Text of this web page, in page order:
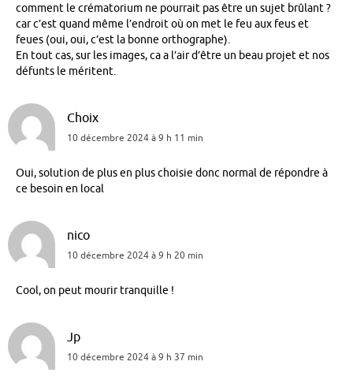
comment le crématorium ne pourrait pas être un sujet brûlant ?
car c’est quand même l’endroit où on met le feu aux feus et
feues (oui, oui, c’est la bonne orthographe).
En tout cas, sur les images, ca a l’air d’être un beau projet et nos
défunts le méritent.
Choix
10 décembre 2024 à 9 h 11 min
Oui, solution de plus en plus choisie donc normal de répondre à
ce besoin en local
nico
10 décembre 2024 à 9 h 20 min
Cool, on peut mourir tranquille !
Jp
10 décembre 2024 à 9 h 37 min